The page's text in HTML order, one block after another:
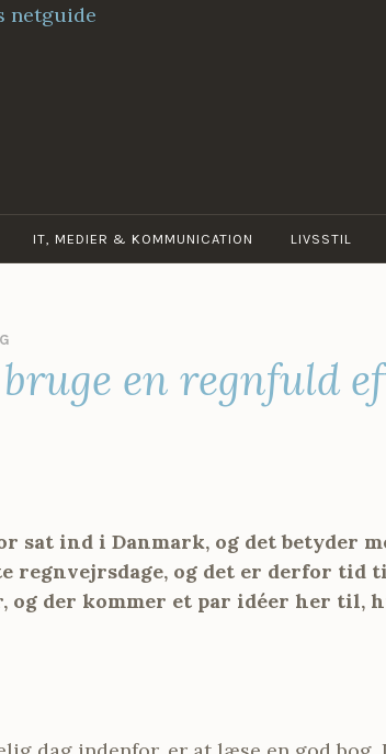
IT, MEDIER & KOMMUNICATION LIVSSTIL
en regnfuld
sat ind i Danmark, og det betyder
regnvejrsdage, og det er derfor tid
der kommer et par idéer her til,